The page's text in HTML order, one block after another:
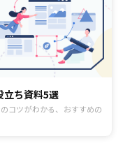
立ち資料5選
コツがわかる、おすすめの